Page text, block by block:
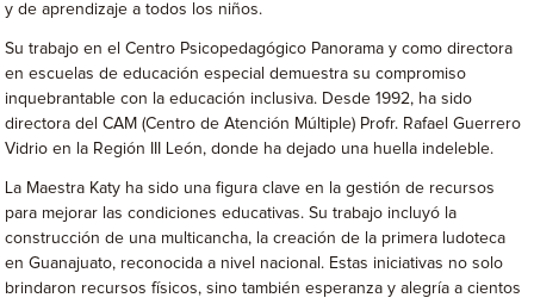
y de aprendizaje a todos los niños.
Su trabajo en el Centro Psicopedagógico Panorama y como directora
en escuelas de educación especial demuestra su compromiso
inquebrantable con la educación inclusiva. Desde 1992, ha sido
directora del CAM (Centro de Atención Múltiple) Profr. Rafael Guerrero
Vidrio en la Región III León, donde ha dejado una huella indeleble.
La Maestra Katy ha sido una figura clave en la gestión de recursos
para mejorar las condiciones educativas. Su trabajo incluyó la
construcción de una multicancha, la creación de la primera ludoteca
en Guanajuato, reconocida a nivel nacional. Estas iniciativas no solo
brindaron recursos físicos, sino también esperanza y alegría a cientos